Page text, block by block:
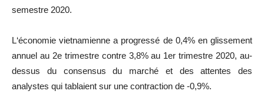
semestre 2020.
L‘économie vietnamienne a progressé de 0,4%en glissement
annuel au 2e trimestre contre 3,8%au 1er trimestre 2020, au-
dessus du consensus du marché et des attentes des
analystes qui tablaient sur une contraction de -0,9%.